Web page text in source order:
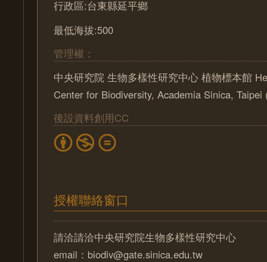
行政區:台東縣延平鄉
最低海拔:500
管理權：
中央研究院 生物多樣性研究中心 植物標本館
Center for Biodiversity, Academia Sinica, Taipei
後設資料創用CC
授權聯絡窗口
請洽請洽中央研究院生物多樣性研究中心
email：biodiv@gate.sinica.edu.tw